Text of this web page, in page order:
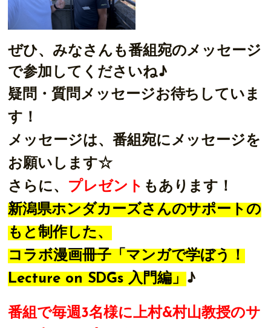
ぜひ、みなさんも番組宛のメッセージ
で参加してくださいね♪
疑問・質問メッセージお待ちしていま
す！
メッセージは、番組宛にメッセージを
お願いします☆
さらに、 プレゼント もあります！
新潟県ホンダカーズさんのサポートの
もと制作した、
コラボ漫画冊子「マンガで学ぼう！
Lecture on SDGs 入門編」 ♪
番組で毎週3名様に上村&村山教授のサ